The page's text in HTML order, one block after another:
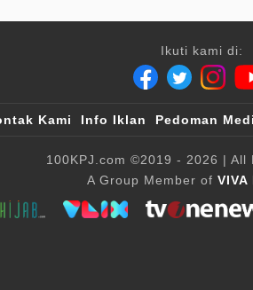
Ikuti kami di:
Kami Info Iklan Pedoman
100KPJ.com ©2019 - 2026 | All
A Group Member of